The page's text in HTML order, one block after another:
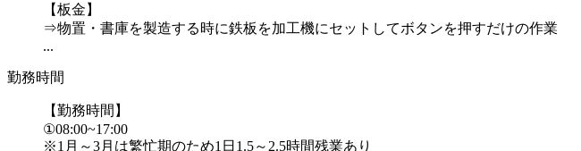
【板金】
⇒物置・書庫を製造する時に鉄板を加工機にセットしてボタンを押すだけの作業
...
勤務時間
【勤務時間】
①08:00~17:00
※1月～3月は繁忙期のため1日1.5～2.5時間残業あり